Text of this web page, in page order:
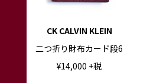
CK CALVIN KLEIN
二つ折り財布カード段6
¥14,000 +税